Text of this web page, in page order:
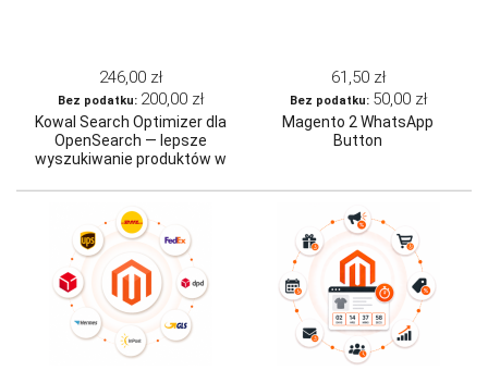
246,00 zł
200,00 zł
Kowal Search Optimizer dla
OpenSearch — lepsze
wyszukiwanie produktów w
61,50 zł
50,00 zł
Magento 2 WhatsApp
Button